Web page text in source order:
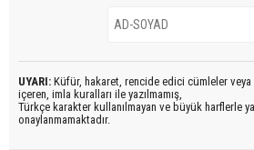
UYARI: Küfür, hakaret, rencide edici cümleler veya
içeren, imla kuralları ile yazılmamış,
Türkçe karakter kullanılmayan ve büyük harflerle
onaylanmamaktadır.